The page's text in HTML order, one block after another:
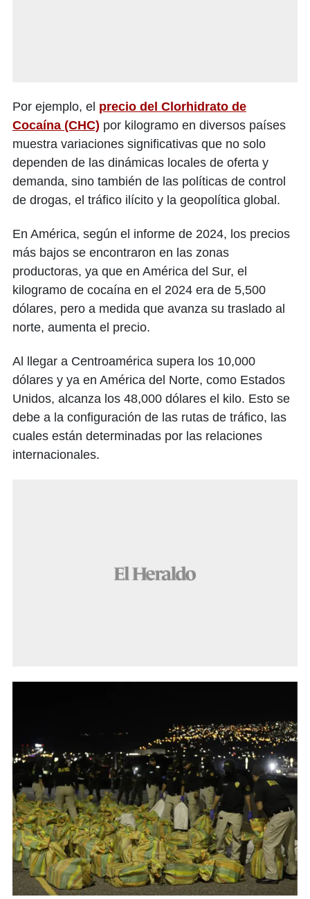
Por ejemplo, el precio del Clorhidrato de
Cocaína (CHC) por kilogramo en diversos países
muestra variaciones significativas que no solo
dependen de las dinámicas locales de oferta y
demanda, sino también de las políticas de control
de drogas, el tráfico ilícito y la geopolítica global.
En América, según el informe de 2024, los precios
más bajos se encontraron en las zonas
productoras, ya que en América del Sur, el
kilogramo de cocaína en el 2024 era de 5,500
dólares, pero a medida que avanza su traslado al
norte, aumenta el precio.
Al llegar a Centroamérica supera los 10,000
dólares y ya en América del Norte, como Estados
Unidos, alcanza los 48,000 dólares el kilo. Esto se
debe a la configuración de las rutas de tráfico, las
cuales están determinadas por las relaciones
internacionales.